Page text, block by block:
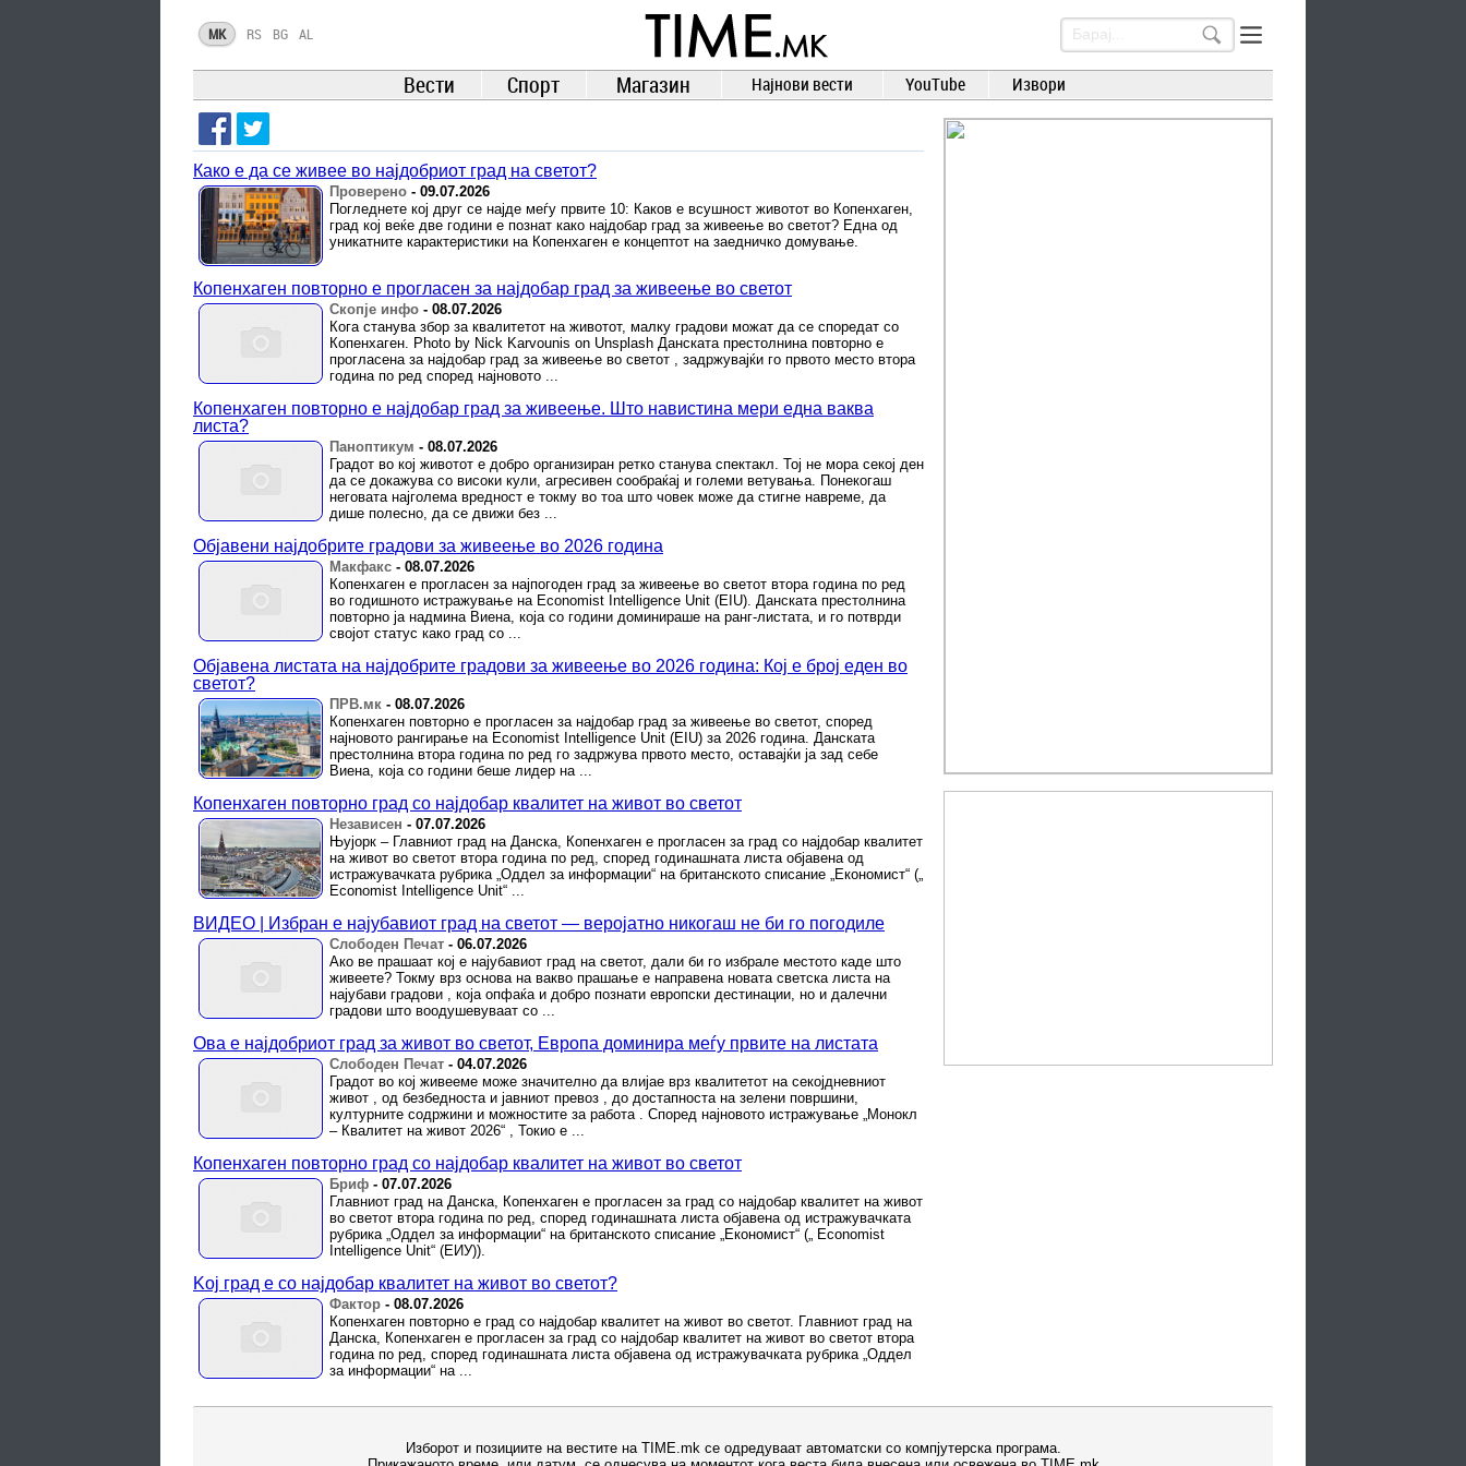
TIME.mk
ВЕСТИ
NEWS
MK RS BG AL
Вести Спорт Магазин Најнови вести YouTube Извори
Како е да се живее во најдобриот град на светот?
Проверено - 09.07.2026
Погледнете кој друг се најде меѓу првите 10: Каков е всушност животот во Копенхаген,
град кој веќе две години е познат како најдобар град за живеење во светот? Една од
уникатните карактеристики на Копенхаген е концептот на заедничко домување.
Копенхаген повторно е прогласен за најдобар град за живеење во светот
Скопје инфо - 08.07.2026
Кога станува збор за квалитетот на животот, малку градови можат да се споредат со
Копенхаген. Photo by Nick Karvounis on Unsplash Данската престолнина повторно е
прогласена за најдобар град за живеење во светот , задржувајќи го првото место втора
година по ред според најновото ...
Копенхаген повторно е најдобар град за живеење. Што навистина мери една ваква
листа?
Паноптикум - 08.07.2026
Градот во кој животот е добро организиран ретко станува спектакл. Тој не мора секој ден
да се докажува со високи кули, агресивен сообраќај и големи ветувања. Понекогаш
неговата најголема вредност е токму во тоа што човек може да стигне навреме, да
дише полесно, да се движи без ...
Објавени најдобрите градови за живеење во 2026 година
Макфакс - 08.07.2026
Копенхаген е прогласен за најпогоден град за живеење во светот втора година по ред
во годишното истражување на Economist Intelligence Unit (EIU). Данската престолнина
повторно ја надмина Виена, која со години доминираше на ранг-листата, и го потврди
својот статус како град со ...
Објавена листата на најдобрите градови за живеење во 2026 година: Кој е број еден во
светот?
ПРВ.мк - 08.07.2026
Копенхаген повторно е прогласен за најдобар град за живеење во светот, според
најновото рангирање на Economist Intelligence Unit (EIU) за 2026 година. Данската
престолнина втора година по ред го задржува првото место, оставајќи ја зад себе
Виена, која со години беше лидер на ...
Копенхаген повторно град со најдобар квалитет на живот во светот
Независен - 07.07.2026
Њујорк – Главниот град на Данска, Копенхаген е прогласен за град со најдобар квалитет
на живот во светот втора година по ред, според годинашната листа објавена од
истражувачката рубрика „Оддел за информации“ на британското списание „Економист“ („
Economist Intelligence Unit“ ...
ВИДЕО | Избран е најубавиот град на светот — веројатно никогаш не би го погодиле
Слободен Печат - 06.07.2026
Ако ве прашаат кој е најубавиот град на светот, дали би го избрале местото каде што
живеете? Токму врз основа на вакво прашање е направена новата светска листа на
најубави градови , која опфаќа и добро познати европски дестинации, но и далечни
градови што воодушевуваат со ...
Ова е најдобриот град за живот во светот, Европа доминира меѓу првите на листата
Слободен Печат - 04.07.2026
Градот во кој живееме може значително да влијае врз квалитетот на секојдневниот
живот , од безбедноста и јавниот превоз , до достапноста на зелени површини,
културните содржини и можностите за работа . Според најновото истражување „Монокл
– Квалитет на живот 2026“ , Токио е ...
Копенхаген повторно град со најдобар квалитет на живот во светот
Бриф - 07.07.2026
Главниот град на Данска, Копенхаген е прогласен за град со најдобар квалитет на живот
во светот втора година по ред, според годинашната листа објавена од истражувачката
рубрика „Оддел за информации“ на британското списание „Економист“ („ Economist
Intelligence Unit“ (ЕИУ)).
Koj град e со најдобар квалитет на живот во светот?
Фактор - 08.07.2026
Копенхаген повторно e град со најдобар квалитет на живот во светот. Главниот град на
Данска, Копенхаген е прогласен за град со најдобар квалитет на живот во светот втора
година по ред, според годинашната листа објавена од истражувачката рубрика „Оддел
за информации“ на ...
Изборот и позициите на вестите на TIME.mk се одредуваат автоматски со компјутерска програма.